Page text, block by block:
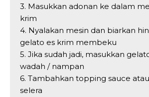
3. Masukkan adonan ke dalam
krim
4. Nyalakan mesin dan biarkan
gelato es krim membeku
5. Jika sudah jadi, masukkan
wadah / nampan
6. Tambahkan topping sauce atau
selera